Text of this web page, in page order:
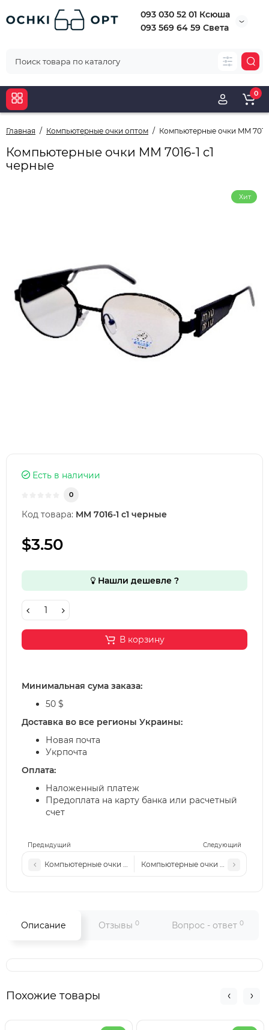
093 030 52 01 Ксюша
093 569 64 59 Света
0
Главная Компьютерные очки оптом Компьютерные очки MM
Компьютерные очки MM 7016-1 c1
черные
Хит
Предыдущий Следующий
Компьютерные очки MM 7016-1 c2 сталь-серые
Компьютерные очки MM 7015-1
Есть в наличии
0
Код товара: MM 7016-1 c1 черные
$3.50
Нашли дешевле ?
В корзину
Минимальная сума заказа:
50 $
Доставка во все регионы Украины:
Новая почта
Укрпочта
Оплата:
Наложенный платеж
Предоплата на карту банка или расчетный
счет
Описание Отзывы 0 Вопрос - ответ 0
Похожие товары